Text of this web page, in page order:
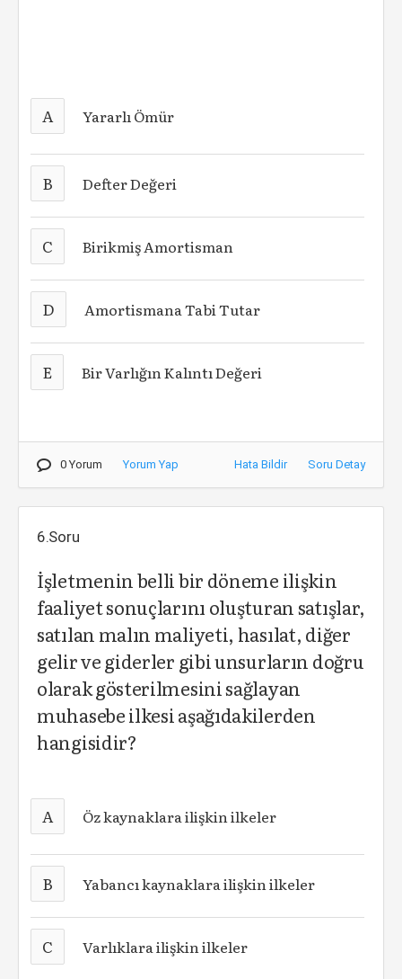
A Yararlı Ömür
B Defter Değeri
C Birikmiş Amortisman
D Amortismana Tabi Tutar
E Bir Varlığın Kalıntı Değeri
0 Yorum Yorum Yap Hata Bildir Soru Detay
6.Soru
İşletmenin belli bir döneme ilişkin
faaliyet sonuçlarını oluşturan satışlar,
satılan malın maliyeti, hasılat, diğer
gelir ve giderler gibi unsurların doğru
olarak gösterilmesini sağlayan
muhasebe ilkesi aşağıdakilerden
hangisidir?
A Öz kaynaklara ilişkin ilkeler
B Yabancı kaynaklara ilişkin ilkeler
C Varlıklara ilişkin ilkeler